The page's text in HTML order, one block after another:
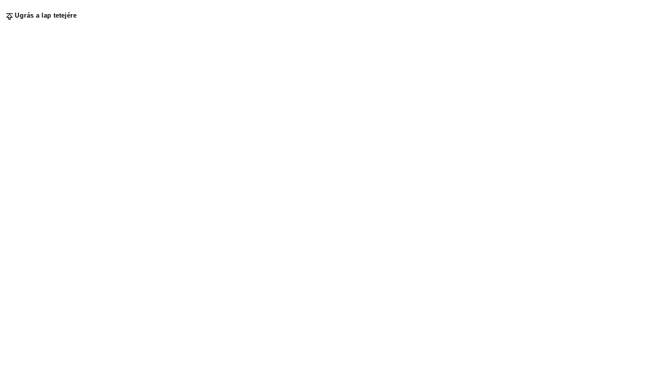
Ugrás a lap tetejére